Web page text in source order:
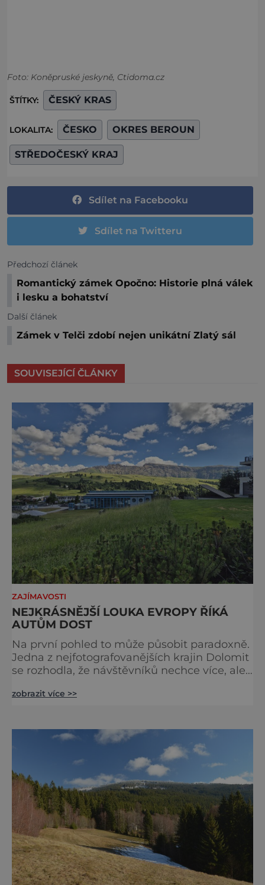
Foto: Koněpruské jeskyně, Ctidoma.cz
ŠTÍTKY: ČESKÝ KRAS
LOKALITA: ČESKO OKRES BEROUN
STŘEDOČESKÝ KRAJ
Sdílet na Facebooku
Sdílet na Twitteru
Předchozí článek
Romantický zámek Opočno: Historie plná válek
i lesku a bohatství
Další článek
Zámek v Telči zdobí nejen unikátní Zlatý sál
SOUVISEJÍCÍ ČLÁNKY
ZAJÍMAVOSTI
NEJKRÁSNĚJŠÍ LOUKA EVROPY ŘÍKÁ
AUTŮM DOST
Na první pohled to může působit paradoxně.
Jedna z nejfotografovanějších krajin Dolomit
se rozhodla, že návštěvníků nechce více, ale
louka v Evropě, zavádí od léta 2026 nová
přijíždějí. Nejde o boj proti turistům. Jde o
ochranu krajiny, která už nechce být obětí
vlastního úspě
zobrazit více >>